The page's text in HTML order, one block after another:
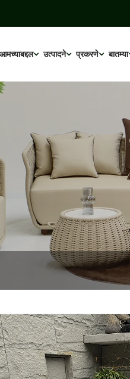
आमच्याबद्दल उत्पादने प्रकरणे बातम्या